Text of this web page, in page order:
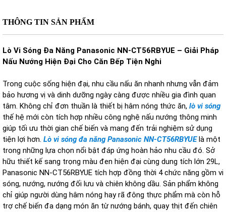
THÔNG TIN SẢN PHẨM
Lò Vi Sóng Đa Năng Panasonic NN-CT56RBYUE – Giải Pháp
Nấu Nướng Hiện Đại Cho Căn Bếp Tiện Nghi
Trong cuộc sống hiện đại, nhu cầu nấu ăn nhanh nhưng vẫn đảm
bảo hương vị và dinh dưỡng ngày càng được nhiều gia đình quan
tâm. Không chỉ đơn thuần là thiết bị hâm nóng thức ăn, lò vi sóng
thế hệ mới còn tích hợp nhiều công nghệ nấu nướng thông minh
giúp tối ưu thời gian chế biến và mang đến trải nghiệm sử dụng
tiện lợi hơn. Lò vi sóng đa năng Panasonic NN-CT56RBYUElà một
trong những lựa chọn nổi bật đáp ứng hoàn hảo nhu cầu đó. Sở
hữu thiết kế sang trọng màu đen hiện đại cùng dung tích lớn 29L,
Panasonic NN-CT56RBYUE tích hợp đồng thời 4 chức năng gồm vi
sóng, nướng, nướng đối lưu và chiên không dầu. Sản phẩm không
chỉ giúp người dùng hâm nóng hay rã đông thực phẩm mà còn hỗ
trợ chế biến đa dạng món ăn từ nướng bánh, quay thịt đến chiên